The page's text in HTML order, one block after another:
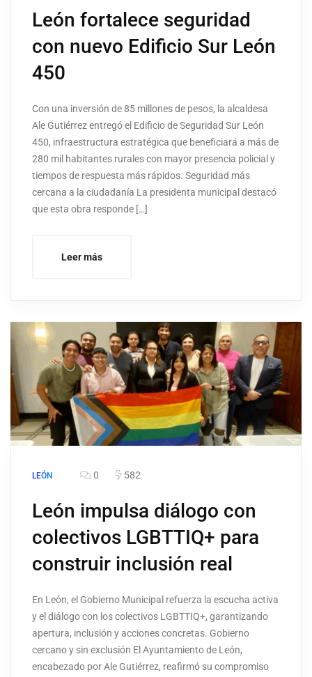
León fortalece seguridad
con nuevo Edificio Sur León
450
Con una inversión de 85 millones de pesos, la alcaldesa
Ale Gutiérrez entregó el Edificio de Seguridad Sur León
450, infraestructura estratégica que beneficiará a más de
280 mil habitantes rurales con mayor presencia policial y
tiempos de respuesta más rápidos. Seguridad más
cercana a la ciudadanía La presidenta municipal destacó
que esta obra responde […]
Leer más
LEÓN 0 582
León impulsa diálogo con
colectivos LGBTTIQ+ para
construir inclusión real
En León, el Gobierno Municipal refuerza la escucha activa
y el diálogo con los colectivos LGBTTIQ+, garantizando
apertura, inclusión y acciones concretas. Gobierno
cercano y sin exclusión El Ayuntamiento de León,
encabezado por Ale Gutiérrez, reafirmó su compromiso